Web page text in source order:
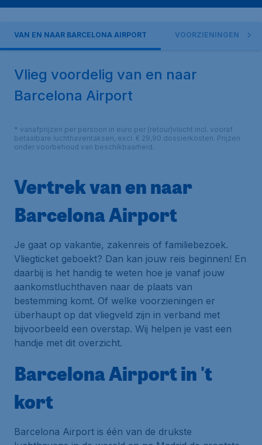
VAN EN NAAR BARCELONA AIRPORT VOORZIENINGEN
Vlieg voordelig van en naar
Barcelona Airport
* vanafprijzen per persoon in euro per (retour)vlucht incl. vooraf
betaalbare luchthaventaksen, excl. € 29,90 dossierkosten. Prijzen
onder voorbehoud van beschikbaarheid.
Vertrek van en naar
Barcelona Airport
Je gaat op vakantie, zakenreis of familiebezoek.
Vliegticket geboekt? Dan kan jouw reis beginnen! En
daarbij is het handig te weten hoe je vanaf jouw
aankomstluchthaven naar de plaats van
bestemming komt. Of welke voorzieningen er
überhaupt op dat vliegveld zijn in verband met
bijvoorbeeld een overstap. Wij helpen je vast een
handje met dit overzicht.
Barcelona Airport in 't
kort
Barcelona Airport is één van de drukste